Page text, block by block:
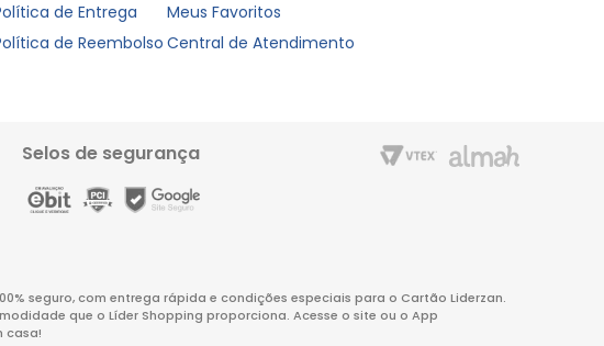
de Entrega
de Reembolso
Meus Favoritos
Central de Atendimento
Selos de segurança
seguro, com entrega rápida e condições especiais para o Cartão Liderzan.
que o Líder Shopping proporciona. Acesse o site ou o App
casa!